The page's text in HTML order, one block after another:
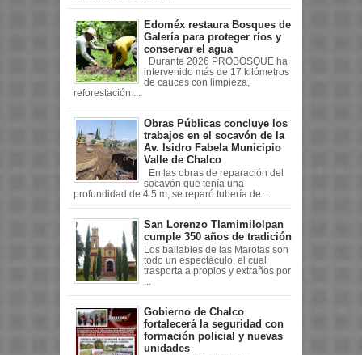
Edoméx restaura Bosques de
Galería para proteger ríos y
conservar el agua
Durante 2026 PROBOSQUE ha
intervenido más de 17 kilómetros
de cauces con limpieza,
reforestación ...
Obras Públicas concluye los
trabajos en el socavón de la
Av. Isidro Fabela Municipio
Valle de Chalco
En las obras de reparación del
socavón que tenía una
profundidad de 4.5 m, se reparó tubería de ...
San Lorenzo Tlamimilolpan
cumple 350 años de tradición
Los bailables de las Marotas son
todo un espectáculo, el cual
trasporta a propios y extraños por
Gobierno de Chalco
fortalecerá la seguridad con
formación policial y nuevas
unidades